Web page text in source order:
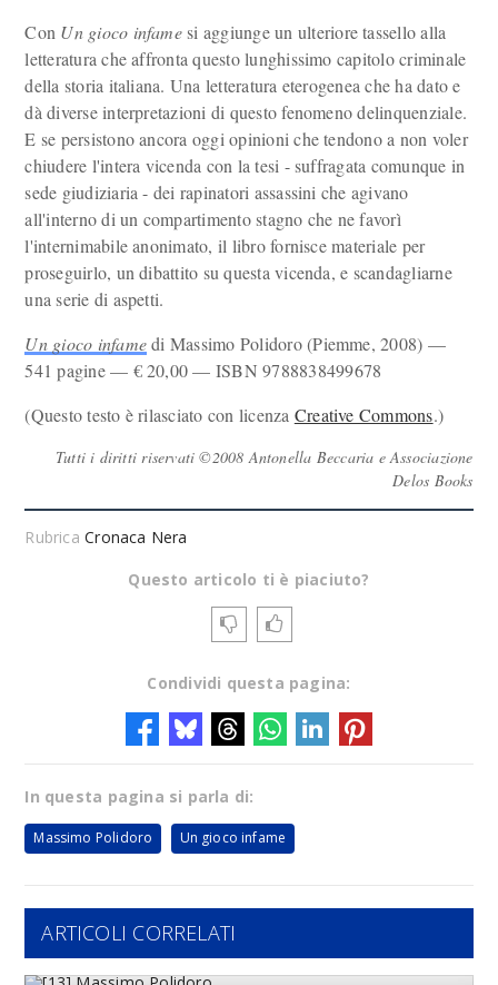
Con Un gioco infamesi aggiunge un ulteriore tassello alla
letteratura che affronta questo lunghissimo capitolo criminale
della storia italiana. Una letteratura eterogenea che ha dato e
dà diverse interpretazioni di questo fenomeno delinquenziale.
E se persistono ancora oggi opinioni che tendono a non voler
chiudere l'intera vicenda con la tesi - suffragata comunque in
sede giudiziaria - dei rapinatori assassini che agivano
all'interno di un compartimento stagno che ne favorì
l'internimabile anonimato, il libro fornisce materiale per
proseguirlo, un dibattito su questa vicenda, e scandagliarne
una serie di aspetti.
Un gioco infamedi Massimo Polidoro (Piemme, 2008) —
541 pagine — € 20,00 — ISBN 9788838499678
(Questo testo è rilasciato con licenza Creative Commons.)
Tutti i diritti riservati ©2008 Antonella Beccaria e Associazione
Delos Books
RubricaCronaca Nera
Questo articolo ti è piaciuto?
Condividi questa pagina:
In questa pagina si parla di:
Massimo Polidoro Un gioco infame
ARTICOLI CORRELATI